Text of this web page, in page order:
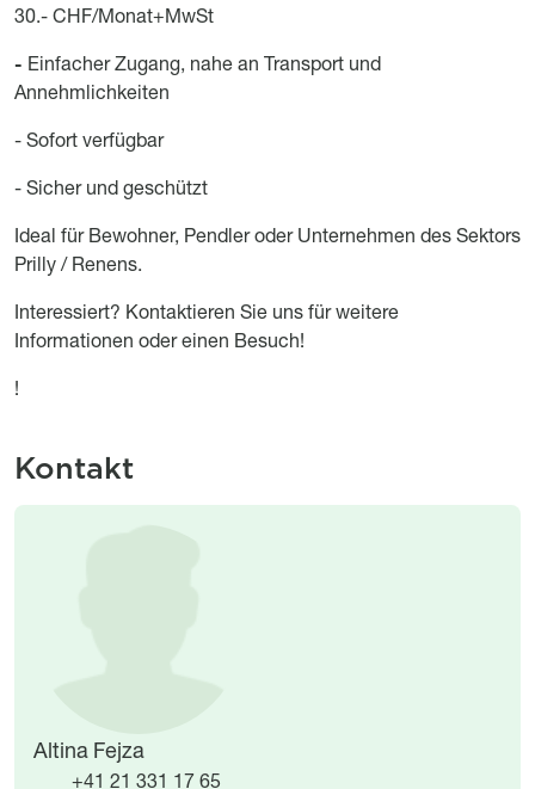
30.- CHF/Monat+MwSt
- Einfacher Zugang, nahe an Transport und
Annehmlichkeiten
- Sofort verfügbar
- Sicher und geschützt
Ideal für Bewohner, Pendler oder Unternehmen des Sektors
Prilly / Renens.
Interessiert? Kontaktieren Sie uns für weitere
Informationen oder einen Besuch!
!
Kontakt
Altina Fejza
+41 21 331 17 65